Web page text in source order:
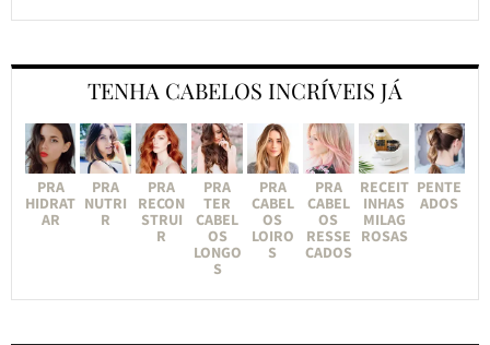
TENHA CABELOS INCRÍVEIS JÁ
PRA
HIDRAT
AR
PRA
NUTRI
R
PRA
RECON
STRUI
R
PRA
TER
CABEL
OS
LONGO
S
PRA
CABEL
OS
LOIRO
S
PRA
CABEL
OS
RESSE
CADOS
RECEIT
INHAS
MILAG
ROSAS
PENTE
ADOS